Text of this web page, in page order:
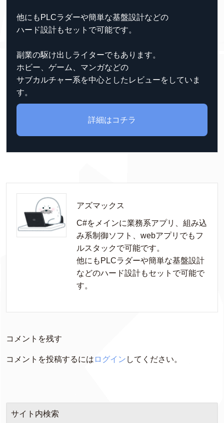
他にもPLCラダーや簡単な基盤設計などの
ハード設計もセットで可能です。
副業の駆け出しライターでもあります。
ホビー、ゲーム、マンガなどの
サブカルチャー系を中心としたレビューをしていま
す。
詳細はコチラ
アズマックス
C#をメインに業務系アプリ、組み込
み系制御ソフト、webアプリでもフ
ルスタックで可能です。
他にもPLCラダーや簡単な基盤設計
などのハード設計もセットで可能で
す。
コメントを残す
コメントを投稿するには ログイン してください。
サイト内検索